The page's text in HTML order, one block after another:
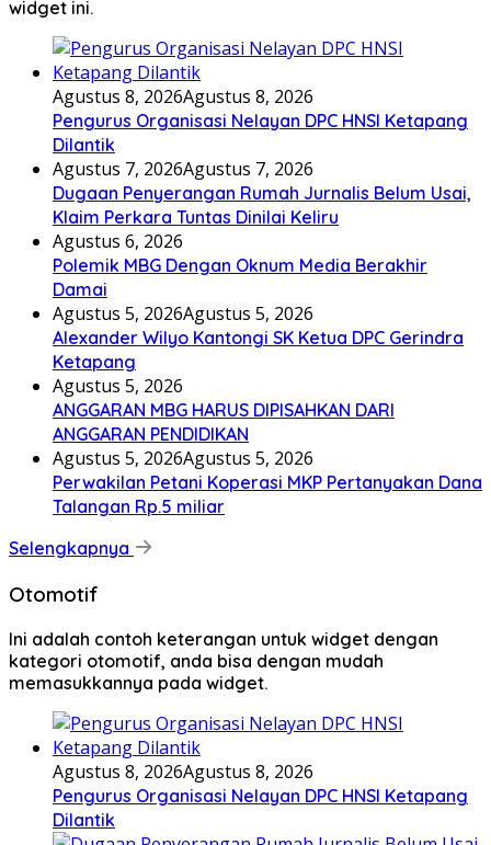
widget ini.
Agustus 8, 2026Agustus 8, 2026
Pengurus Organisasi Nelayan DPC HNSI Ketapang
Dilantik
Agustus 7, 2026Agustus 7, 2026
Dugaan Penyerangan Rumah Jurnalis Belum Usai,
Klaim Perkara Tuntas Dinilai Keliru
Agustus 6, 2026
Polemik MBG Dengan Oknum Media Berakhir
Damai
Agustus 5, 2026Agustus 5, 2026
Alexander Wilyo Kantongi SK Ketua DPC Gerindra
Ketapang
Agustus 5, 2026
ANGGARAN MBG HARUS DIPISAHKAN DARI
ANGGARAN PENDIDIKAN
Agustus 5, 2026Agustus 5, 2026
Perwakilan Petani Koperasi MKP Pertanyakan Dana
Talangan Rp.5 miliar
Selengkapnya
Otomotif
Ini adalah contoh keterangan untuk widget dengan
kategori otomotif, anda bisa dengan mudah
memasukkannya pada widget.
Agustus 8, 2026Agustus 8, 2026
Pengurus Organisasi Nelayan DPC HNSI Ketapang
Dilantik